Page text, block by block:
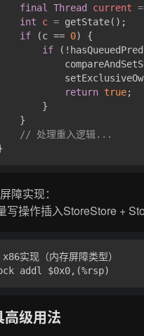
final
Thread current =
int
c = getState();
if (c == 0) {
if
return true;
}
}
// 处理重入逻辑...
障实现：
写操作插入StoreStore +
实现（内存屏障类型）
高级用法